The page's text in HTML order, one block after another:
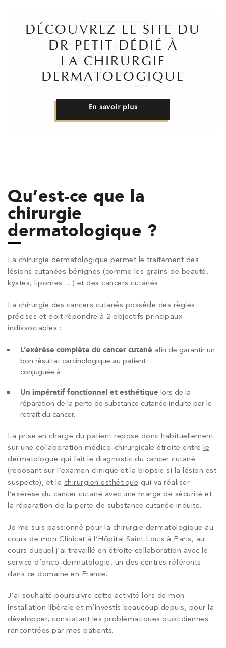
DÉCOUVREZ LE SITE DU
DR PETIT DÉDIÉ À
LA CHIRURGIE
DERMATOLOGIQUE
En savoir plus
Qu’est-ce que la
chirurgie
dermatologique ?
La chirurgie dermatologique permet le traitement des
lésions cutanées bénignes (comme les grains de beauté,
kystes, lipomes …) et des cancers cutanés.
La chirurgie des cancers cutanés possède des règles
précises et doit répondre à 2 objectifs principaux
indissociables :
L’exérèse complète du cancer cutané afin de garantir un
bon résultat carcinologique au patient
conjuguée à
Un impératif fonctionnel et esthétique lors de la
réparation de la perte de substance cutanée induite par le
retrait du cancer.
La prise en charge du patient repose donc habituellement
sur une collaboration médico-chirurgicale étroite entre le
dermatologue qui fait le diagnostic du cancer cutané
(reposant sur l’examen clinique et la biopsie si la lésion est
suspecte), et le chirurgien esthétique qui va réaliser
l’exérèse du cancer cutané avec une marge de sécurité et
la réparation de la perte de substance cutanée induite.
Je me suis passionné pour la chirurgie dermatologique au
cours de mon Clinicat à l’Hôpital Saint Louis à Paris, au
cours duquel j’ai travaillé en étroite collaboration avec le
service d’onco-dermatologie, un des centres référents
dans ce domaine en France.
J’ai souhaité poursuivre cette activité lors de mon
installation libérale et m’investis beaucoup depuis, pour la
développer, constatant les problématiques quotidiennes
rencontrées par mes patients.